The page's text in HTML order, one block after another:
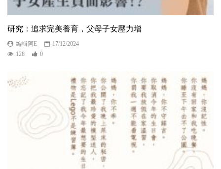
研究：追求完美養育，父母子女壓力增
編輯阿E
17/12/2024
128
0